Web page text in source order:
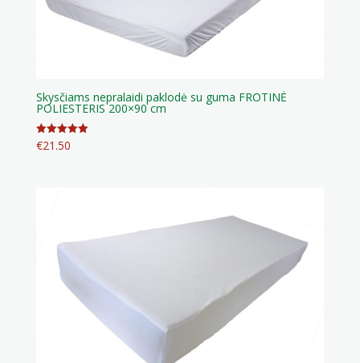
Skysčiams nepralaidi paklodė su guma FROTINĖ
POLIESTERIS 200×90 cm
Įvertinimas:
5.00
€21.50